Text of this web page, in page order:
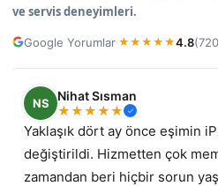
ve servis deneyimleri.
Google Yorumlar·★ ★ ★ ★ ★4.8
N
Nilüfer
★★★★★
samsung galaxy A55 ekran
gelmiştim daha önce başka yerde yaptırmıştım
sorunluydu ama burada orijinal